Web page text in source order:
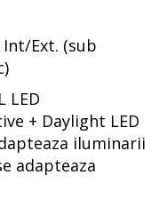
Ext. (sub
LED
+ Daylight LED
iluminarii
adapteaza